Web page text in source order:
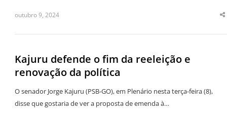
outubro 9, 2024
Kajuru defende o fim da reeleição e
renovação da política
O senador Jorge Kajuru (PSB-GO), em Plenário nesta terça-feira (8),
disse que gostaria de ver a proposta de emenda à…